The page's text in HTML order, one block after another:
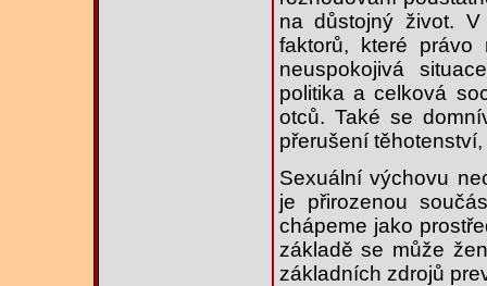
na důstojný život.
faktorů, které právo
neuspokojivá
politika a celková
otců. Také se
přerušení
Sexuální výchovu
je přirozenou
chápeme jako
základě se může
základních zdrojů